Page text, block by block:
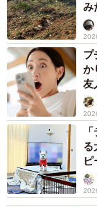
み
る
プ
か
友
解
る
ピ